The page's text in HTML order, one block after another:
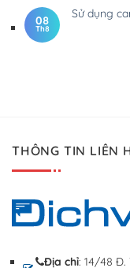
08
Th8
Sử dụng
THÔNG TIN LIÊN
Địa chỉ: 14/48 Đ.